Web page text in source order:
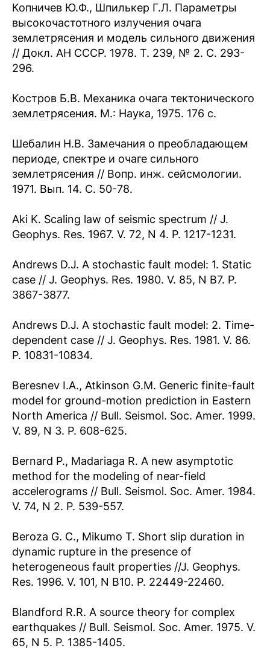
Копничев Ю.Ф., Шпилькер Г.Л. Параметры
высокочастотного излучения очага
землетрясения и модель сильного движения
// Докл. АН СССР. 1978. Т. 239, № 2. С. 293-
296.
Костров Б.В. Механика очага тектонического
землетрясения. М.: Наука, 1975. 176 с.
Шебалин Н.В. Замечания о преобладающем
периоде, спектре и очаге сильного
землетрясения // Вопр. инж. сейсмологии.
1971. Вып. 14. С. 50-78.
Aki K. Scaling law of seismic spectrum // J.
Geophys. Res. 1967. V. 72, N 4. P. 1217-1231.
Andrews D.J. A stochastic fault model: 1. Static
case // J. Geophys. Res. 1980. V. 85, N B7. P.
3867-3877.
Andrews D.J. A stochastic fault model: 2. Time-
dependent case // J. Geophys. Res. 1981. V. 86.
P. 10831-10834.
Beresnev I.A., Atkinson G.M. Generic finite-fault
model for ground-motion prediction in Eastern
North America // Bull. Seismol. Soc. Amer. 1999.
V. 89, N 3. P. 608-625.
Bernard P., Madariaga R. A new asymptotic
method for the modeling of near-field
accelerograms // Bull. Seismol. Soc. Amer. 1984.
V. 74, N 2. P. 539-557.
Beroza G. C., Mikumo T. Short slip duration in
dynamic rupture in the presence of
heterogeneous fault properties //J. Geophys.
Res. 1996. V. 101, N B10. P. 22449-22460.
Blandford R.R. A source theory for complex
earthquakes // Bull. Seismol. Soc. Amer. 1975. V.
65, N 5. P. 1385-1405.